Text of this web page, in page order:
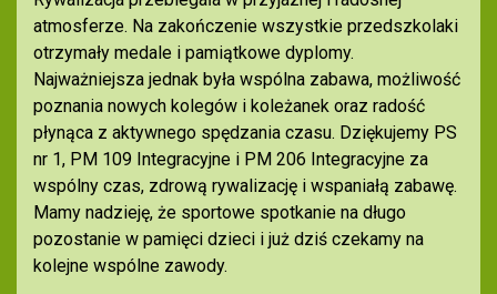
atmosferze. Na zakończenie wszystkie przedszkolaki
otrzymały medale i pamiątkowe dyplomy.
Najważniejsza jednak była wspólna zabawa, możliwość
poznania nowych kolegów i koleżanek oraz radość
płynąca z aktywnego spędzania czasu. Dziękujemy PS
nr 1, PM 109 Integracyjne i PM 206 Integracyjne za
wspólny czas, zdrową rywalizację i wspaniałą zabawę.
Mamy nadzieję, że sportowe spotkanie na długo
pozostanie w pamięci dzieci i już dziś czekamy na
kolejne wspólne zawody.